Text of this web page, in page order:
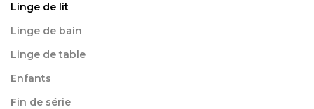
Linge de lit
Linge de bain
Linge de table
Enfants
Fin de série